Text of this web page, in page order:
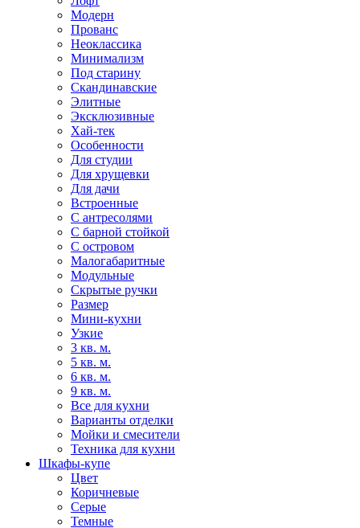
Модерн
Прованс
Неоклассика
Минимализм
Под старину
Скандинавские
Элитные
Эксклюзивные
Хай-тек
Особенности
Для студии
Для хрущевки
Для дачи
Встроенные
С антресолями
С барной стойкой
С островом
Малогабаритные
Модульные
Скрытые ручки
Размер
Мини-кухни
Узкие
3 кв. м.
5 кв. м.
6 кв. м.
9 кв. м.
Все для кухни
Варианты отделки
Мойки и смесители
Техника для кухни
Шкафы-купе
Цвет
Коричневые
Серые
Темные